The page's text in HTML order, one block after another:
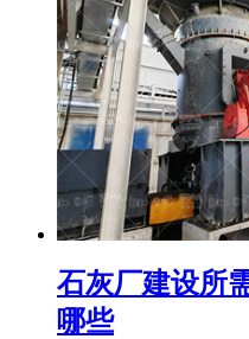
石灰厂建设所
哪些